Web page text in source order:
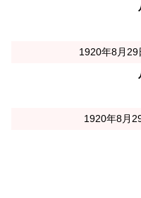
1920年8月29
1920年8月